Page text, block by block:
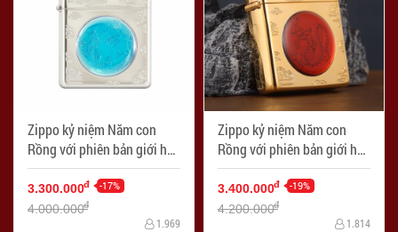
Zippo kỷ niệm Năm con
Rồng với phiên bản giới hạn
2024 (Nickel) - Mã SP:
ZPC4206
3.300.000đ -17%
4.000.000đ
1.969
Zippo kỷ niệm Năm con
Rồng với phiên bản giới hạn
2024 (Gold Plate) - Mã SP:
ZPC4205
3.400.000đ -19%
4.200.000đ
1.814